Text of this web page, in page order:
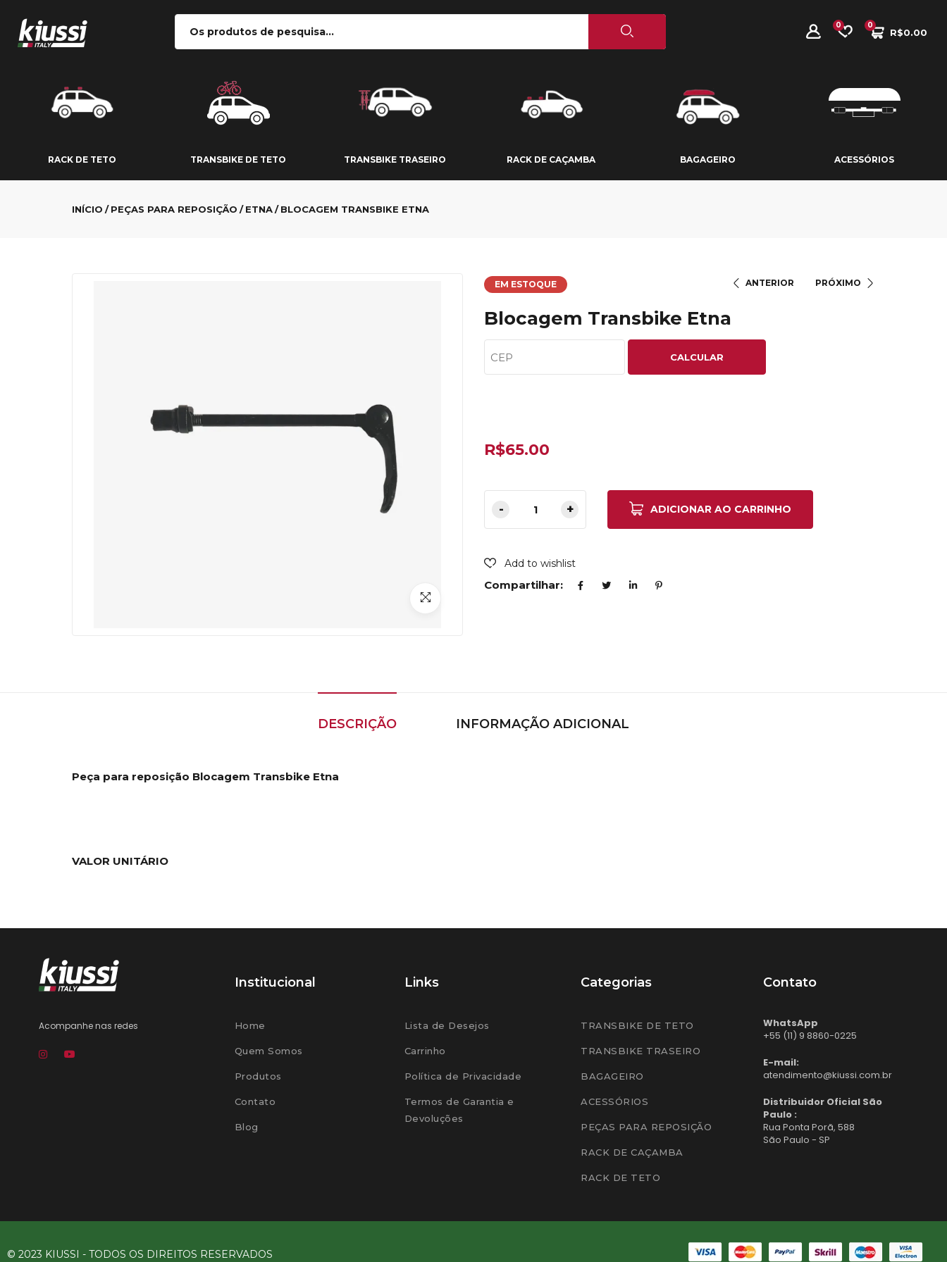
0
R$0.00
0
RACK DE TETO TRANSBIKE DE TETO TRANSBIKE TRASEIRO RACK DE CAÇAMBA BAGAGEIRO ACESSÓRIOS
TRANSBIKE DE TETO
INÍCIO PEÇAS PARA REPOSIÇÃO ETNA BLOCAGEM TRANSBIKE ETNA
EM ESTOQUE ANTERIOR PRÓXIMO
Blocagem Transbike Etna
CALCULAR
R$65.00
ADICIONAR AO CARRINHO
Add to wishlist
Compartilhar:
DESCRIÇÃO INFORMAÇÃO ADICIONAL
Peça para reposição Blocagem Transbike Etna
VALOR UNITÁRIO
Acompanhe nas redes
Institucional
Home
Quem Somos
Produtos
Contato
Blog
Links
Lista de Desejos
Carrinho
Política de Privacidade
Termos de Garantia e
Devoluções
Categorias
TRANSBIKE DE TETO
TRANSBIKE TRASEIRO
BAGAGEIRO
ACESSÓRIOS
PEÇAS PARA REPOSIÇÃO
RACK DE CAÇAMBA
RACK DE TETO
Contato
WhatsApp
+55 (11) 9 8860-0225
E-mail:
atendimento@kiussi.com.br
Distribuidor Oficial São
Paulo :
Rua Ponta Porã, 588
São Paulo - SP
© 2023 KIUSSI - TODOS OS DIREITOS RESERVADOS